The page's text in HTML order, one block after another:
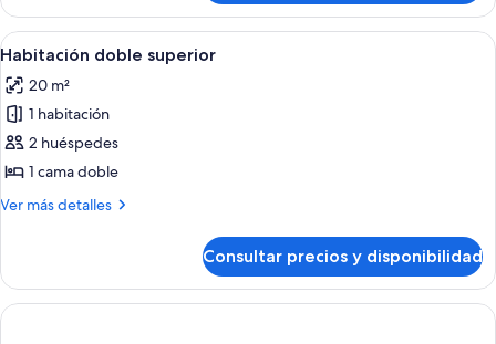
triple
Premium
Abrir
todas
las
fotos
de
Habitación
doble
Habitación doble superior |
4
Habitación doble superior
20 m²
1 habitación
2 huéspedes
1 cama doble
Ver más detalles
Más
doble
superior
Consultar precios y disponibilidad